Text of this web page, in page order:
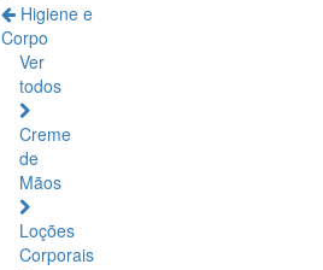
Higiene e
Corpo
Ver
todos
Creme
de
Mãos
Loções
Corporais